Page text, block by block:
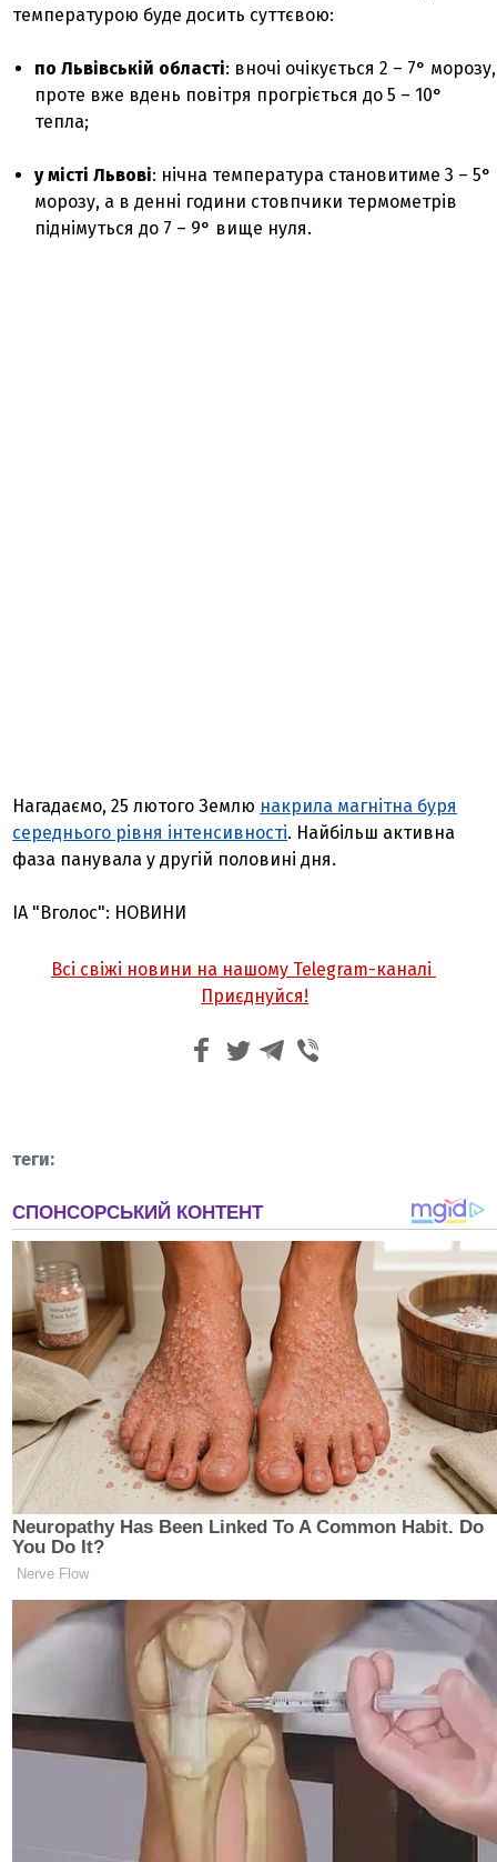
температурою буде досить суттєвою:
по Львівській області: вночі очікується 2 – 7° морозу,
проте вже вдень повітря прогріється до 5 – 10°
тепла;
у місті Львові: нічна температура становитиме 3 – 5°
морозу, а в денні години стовпчики термометрів
піднімуться до 7 – 9° вище нуля.
Нагадаємо, 25 лютого Землю накрила магнітна буря
середнього рівня інтенсивності. Найбільш активна
фаза панувала у другій половині дня.
ІА "Вголос": НОВИНИ
Всі свіжі новини на нашому Telegram-каналі
Приєднуйся!